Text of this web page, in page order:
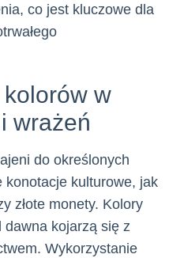
co jest kluczowe dla
w
wrażeń
do określonych
konotacje kulturowe, jak
złote monety. Kolory
dawna kojarzą się z
Wykorzystanie